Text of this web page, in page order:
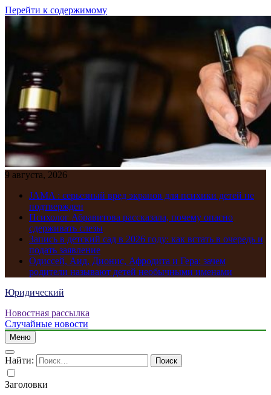
Перейти к содержимому
9 августа, 2026
JAMA : серьезный вред экранов для психики детей не
подтвержден
Психолог Абравитова рассказала, почему опасно
сдерживать слезы
Запись в детский сад в 2026 году: как встать в очередь и
подать заявление
Одиссей, Аид, Дионис, Афродита и Гера: зачем
родители называют детей необычными именами
Юридический
Новостная рассылка
Случайные новости
Меню
Найти:
Заголовки